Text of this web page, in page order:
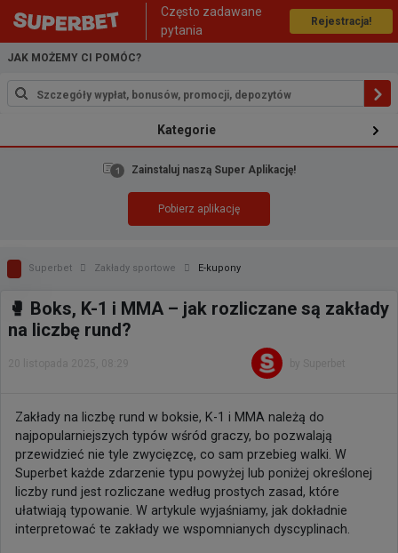
Często zadawane
pytania
Rejestracja!
JAK MOŻEMY CI POMÓC?
Kategorie
Zainstaluj naszą Super Aplikację!
Pobierz aplikację
Superbet Zakłady sportowe E-kupony
🥊 Boks, K-1 i MMA – jak rozliczane są zakłady
na liczbę rund?
Zakłady na liczbę rund w boksie, K-1 i MMA należą do
najpopularniejszych typów wśród graczy, bo pozwalają
przewidzieć nie tyle zwycięzcę, co sam przebieg walki. W
Superbet każde zdarzenie typu powyżej lub poniżej określonej
liczby rund jest rozliczane według prostych zasad, które
ułatwiają typowanie. W artykule wyjaśniamy, jak dokładnie
interpretować te zakłady we wspomnianych dyscyplinach.